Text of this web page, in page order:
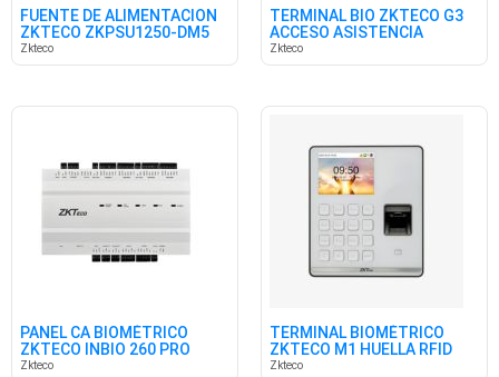
FUENTE DE ALIMENTACION
ZKTECO ZKPSU1250-DM5
12V 5A
Zkteco
TERMINAL BIO ZKTECO G3
ACCESO ASISTENCIA
W/BAT,POE
Zkteco
PANEL CA BIOMÉTRICO
ZKTECO INBIO 260 PRO
PLUS 2P
Zkteco
TERMINAL BIOMÉTRICO
ZKTECO M1 HUELLA RFID
WIFI
Zkteco